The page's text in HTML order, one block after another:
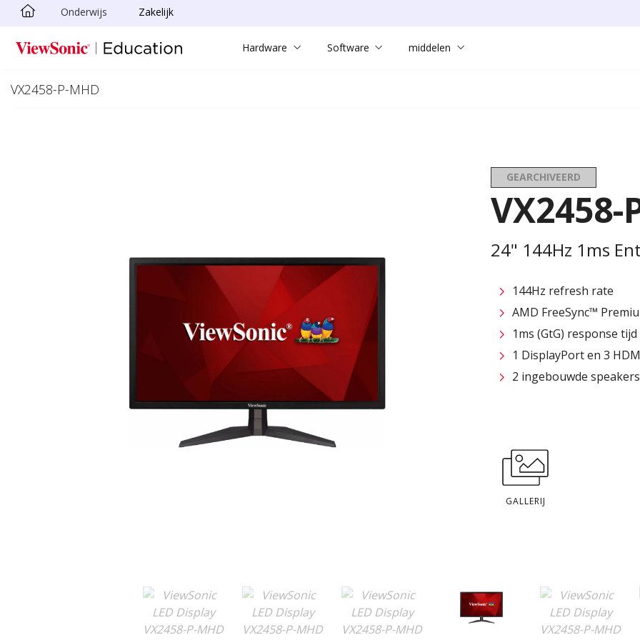
Ga naar hoofdinhoud
Onderwijs Zakelijk
Hardware Software middelen
VX2458-P-MHD
GEARCHIVEERD
VX2458-
24" 144Hz 1ms
144Hz refresh rate
AMD FreeSync™
1ms (GtG) response tijd
1 DisplayPort en 3
2 ingebouwde speakers
GALLERIJ